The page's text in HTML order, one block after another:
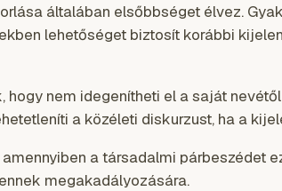
általában elsőbbséget élvez.
lehetőséget biztosít korábbi
hogy nem idegenítheti el a saját
a közéleti diskurzust, ha a
a társadalmi
megakadályozására.